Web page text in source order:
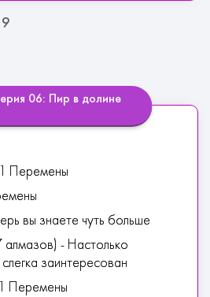
06: Пир в долине
Перемены
вы знаете чуть больше
алмазов) - Настолько
заинтересован
Перемены